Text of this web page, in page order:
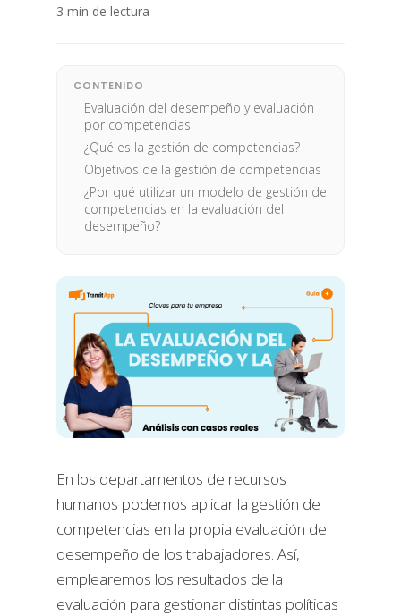
3 min de lectura
CONTENIDO
Evaluación del desempeño y evaluación
por competencias
¿Qué es la gestión de competencias?
Objetivos de la gestión de competencias
¿Por qué utilizar un modelo de gestión de
competencias en la evaluación del
desempeño?
En los departamentos de recursos
humanos podemos aplicar la gestión de
competencias en la propia evaluación del
desempeño de los trabajadores. Así,
emplearemos los resultados de la
evaluación para gestionar distintas políticas